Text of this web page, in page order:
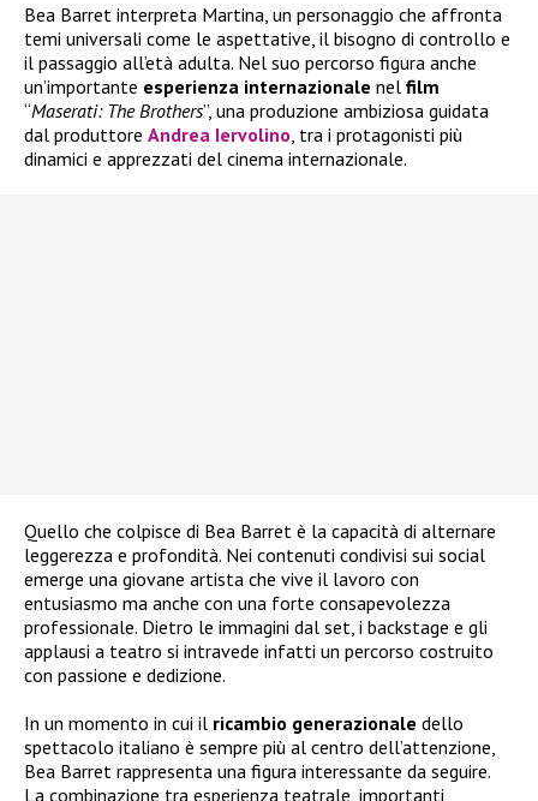
Bea Barret interpreta Martina, un personaggio che affronta
temi universali come le aspettative, il bisogno di controllo e
il passaggio all’età adulta. Nel suo percorso figura anche
un’importante esperienza internazionale nel film
“Maserati: The Brothers”, una produzione ambiziosa guidata
dal produttore Andrea Iervolino , tra i protagonisti più
dinamici e apprezzati del cinema internazionale.
Quello che colpisce di Bea Barret è la capacità di alternare
leggerezza e profondità. Nei contenuti condivisi sui social
emerge una giovane artista che vive il lavoro con
entusiasmo ma anche con una forte consapevolezza
professionale. Dietro le immagini dal set, i backstage e gli
applausi a teatro si intravede infatti un percorso costruito
con passione e dedizione.
In un momento in cui il ricambio generazionale dello
spettacolo italiano è sempre più al centro dell’attenzione,
Bea Barret rappresenta una figura interessante da seguire.
La combinazione tra esperienza teatrale, importanti